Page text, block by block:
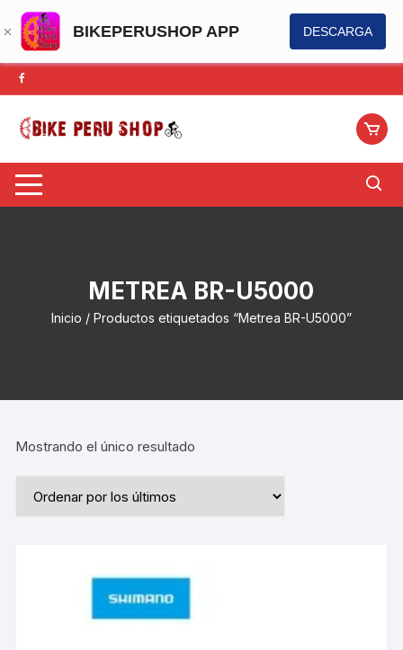
BIKEPERUSHOP APP DESCARGA
Saltar
al
contenido
METREA BR-U5000
Inicio / Productos etiquetados “Metrea BR-U5000”
Mostrando el único resultado